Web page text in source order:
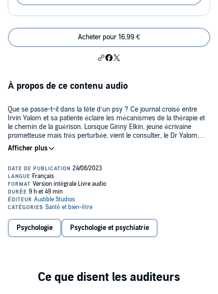
Acheter pour 16,99 €
À propos de ce contenu audio
Que se passe-t-il dans la tête d’un psy ? Ce journal croisé entre
Irvin Yalom et sa patiente éclaire les mécanismes de la thérapie et
le chemin de la guérison. Lorsque Ginny Elkin, jeune écrivaine
prometteuse mais très perturbée, vient le consulter, le Dr Yalom,
pour encourager sa patiente à écrire, trouve une tout autre approche
de la thérapie que ses confrères : Ginny, qui n’a pas d’argent, paiera
lui aussi, ses notes impressionnistes et non cliniques après chaque
séance. Guérir à deux voix est l’aboutissement littéraire de ce pacte.
Il se lit comme un roman, l’histoire de deux êtres humains qui se
rencontrent dans l’intimité d’un tête-à-tête thérapeutique
d’exception, invitant le lecteur à pénétrer les arcanes de la cure, tant
©2023 Albin Michel (P)2023 Audible GmbH
Psychologie Psychologie et psychiatrie